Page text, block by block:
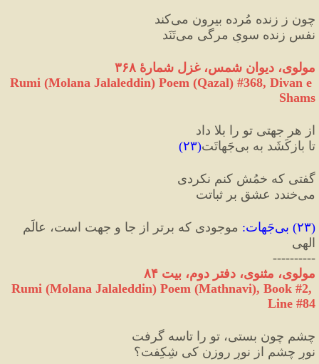
چون ز زنده مُرده بیرون می‌کند
نفسِ زنده سویِ مرگی می‌تَنَد
مولوی، دیوان شمس، غزل شمارهٔ ۳۶۸
Rumi (Molana Jalaleddin) Poem (Qazal) #368, Divan e
Shams
از هر جهتی تو را بلا داد
تا بازکَشَد به بی‌جَهاتَت
(۲۳)
گفتی که خمُش کنم نکردی
می‌خندد عشق بر ثباتت
(۲۳) بی‌جَهات :
الهی
----------
مولوی، مثنوی، دفتر دوم، بیت ۸۴
Rumi (Molana Jalaleddin) Poem (Mathnavi), Book #2,
Line #84
چشم چون بستی، تو را تاسه گرفت
نورِ چشم از نورِ روزن کی شِکِفت؟